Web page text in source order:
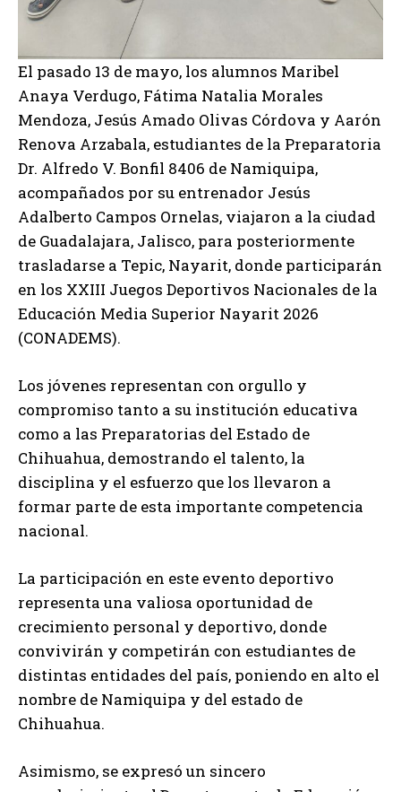
El pasado 13 de mayo, los alumnos Maribel
Anaya Verdugo, Fátima Natalia Morales
Mendoza, Jesús Amado Olivas Córdova y Aarón
Renova Arzabala, estudiantes de la Preparatoria
Dr. Alfredo V. Bonfil 8406 de Namiquipa,
acompañados por su entrenador Jesús
Adalberto Campos Ornelas, viajaron a la ciudad
de Guadalajara, Jalisco, para posteriormente
trasladarse a Tepic, Nayarit, donde participarán
en los XXIII Juegos Deportivos Nacionales de la
Educación Media Superior Nayarit 2026
(CONADEMS).
Los jóvenes representan con orgullo y
compromiso tanto a su institución educativa
como a las Preparatorias del Estado de
Chihuahua, demostrando el talento, la
disciplina y el esfuerzo que los llevaron a
formar parte de esta importante competencia
nacional.
La participación en este evento deportivo
representa una valiosa oportunidad de
crecimiento personal y deportivo, donde
convivirán y competirán con estudiantes de
distintas entidades del país, poniendo en alto el
nombre de Namiquipa y del estado de
Chihuahua.
Asimismo, se expresó un sincero